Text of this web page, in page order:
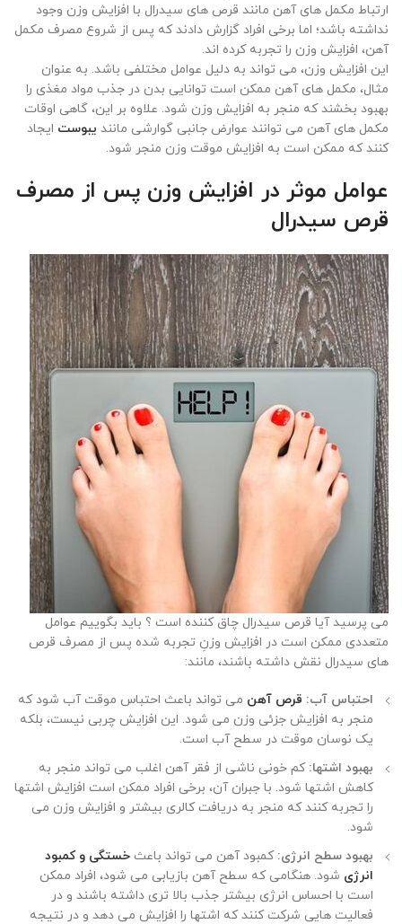
ارتباط مکمل‌ های آهن مانند قرص های سیدرال با افزایش وزن وجود
نداشته باشد؛ اما برخی افراد گزارش دادند که پس از شروع مصرف مکمل
آهن، افزایش وزن را تجربه کرده ‌اند.
این افزایش وزن، می تواند به دلیل عوامل مختلفی باشد. به عنوان
مثال، مکمل های آهن ممکن است توانایی بدن در جذب مواد مغذی را
بهبود بخشند که منجر به افزایش وزن شود. علاوه بر این، گاهی اوقات
مکمل های آهن می توانند عوارض جانبی گوارشی مانند یبوست ایجاد
کنند که ممکن است به افزایش موقت وزن منجر شود.
عوامل موثر در افزایش وزن پس از مصرف
قرص سیدرال
می پرسید آیا قرص سیدرال چاق کننده است ؟ باید بگوییم عوامل
متعددی ممکن است در افزایش وزنِ تجربه شده پس از مصرف قرص
های سیدرال نقش داشته باشند، مانند:
احتباس آب: قرص آهن می تواند باعث احتباس موقت آب شود که
منجر به افزایش جزئی وزن می شود. این افزایش چربی نیست، بلکه
یک نوسان موقت در سطح آب است.
بهبود اشتها: کم خونی ناشی از فقر آهن اغلب می تواند منجر به
کاهش اشتها شود. با جبران آن، برخی افراد ممکن است افزایش اشتها
را تجربه کنند که منجر به دریافت کالری بیشتر و افزایش وزن می
شود.
بهبود سطح انرژی: کمبود آهن می تواند باعث خستگی و کمبود
انرژی شود. هنگامی که سطح آهن بازیابی می شود، افراد ممکن
است با احساس انرژی بیشتر جذب بالا تری داشته باشند و در
فعالیت هایی شرکت کنند که اشتها را افزایش می دهد و در نتیجه